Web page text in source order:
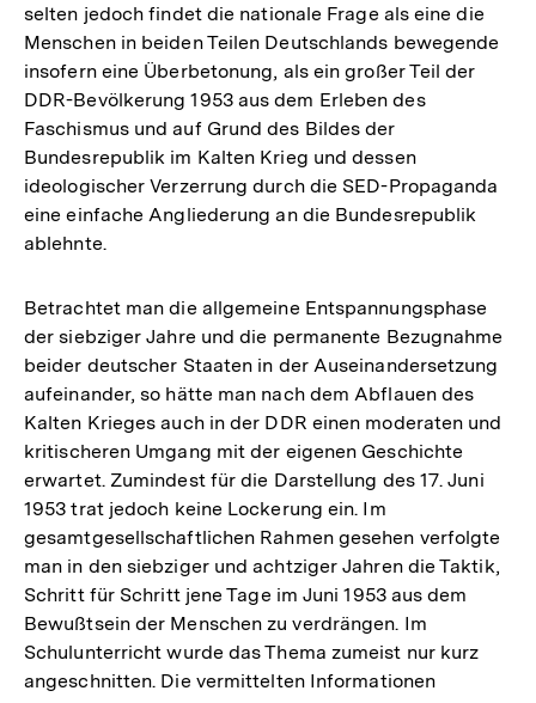
selten jedoch findet die nationale Frage als eine die
Menschen in beiden Teilen Deutschlands bewegende
insofern eine Überbetonung, als ein großer Teil der
DDR-Bevölkerung 1953 aus dem Erleben des
Faschismus und auf Grund des Bildes der
Bundesrepublik im Kalten Krieg und dessen
ideologischer Verzerrung durch die SED-Propaganda
eine einfache Angliederung an die Bundesrepublik
ablehnte.
Betrachtet man die allgemeine Entspannungsphase
der siebziger Jahre und die permanente Bezugnahme
beider deutscher Staaten in der Auseinandersetzung
aufeinander, so hätte man nach dem Abflauen des
Kalten Krieges auch in der DDR einen moderaten und
kritischeren Umgang mit der eigenen Geschichte
erwartet. Zumindest für die Darstellung des 17. Juni
1953 trat jedoch keine Lockerung ein. Im
gesamtgesellschaftlichen Rahmen gesehen verfolgte
man in den siebziger und achtziger Jahren die Taktik,
Schritt für Schritt jene Tage im Juni 1953 aus dem
Bewußtsein der Menschen zu verdrängen. Im
Schulunterricht wurde das Thema zumeist nur kurz
angeschnitten. Die vermittelten Informationen